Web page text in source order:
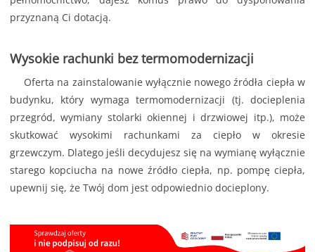
przyznaną Ci dotacją.
Wysokie rachunki bez termomodernizacji
Oferta na zainstalowanie wyłącznie nowego źródła ciepła w
budynku, który wymaga termomodernizacji (tj. docieplenia
przegród, wymiany stolarki okiennej i drzwiowej itp.), może
skutkować wysokimi rachunkami za ciepło w okresie
grzewczym. Dlatego jeśli decydujesz się na wymianę wyłącznie
starego kopciucha na nowe źródło ciepła, np. pompę ciepła,
upewnij się, że Twój dom jest odpowiednio docieplony.